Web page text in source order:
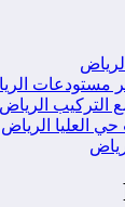
مستودعات
التركيب الرياض
العليا الرياض